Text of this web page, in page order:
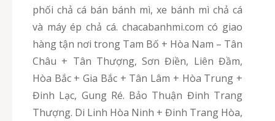
phối chả cá bán bánh mì, xe bánh mì chả cá
và máy ép chả cá. chacabanhmi.com có giao
hàng tận nơi trong Tam Bố + Hòa Nam – Tân
Châu + Tân Thượng, Sơn Điền, Liên Đầm,
Hòa Bắc + Gia Bắc + Tân Lâm + Hòa Trung +
Đinh Lạc, Gung Ré. Bảo Thuận Đinh Trang
Thượng. Di Linh Hòa Ninh + Đinh Trang Hòa,